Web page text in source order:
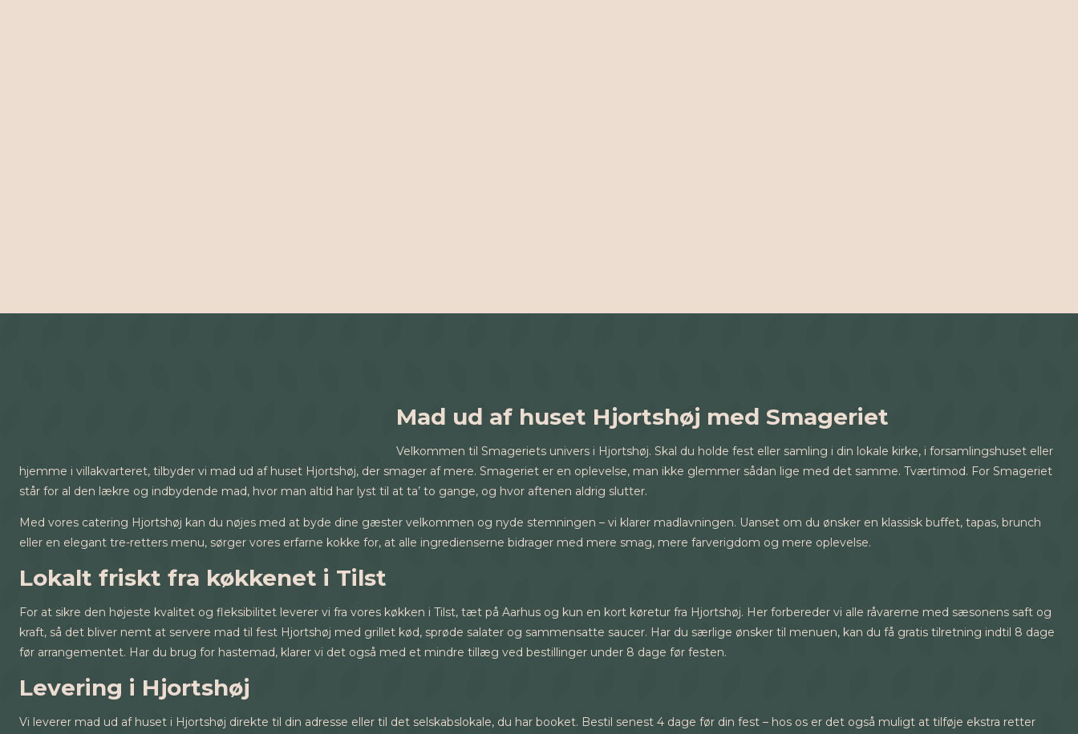
Mad ud af huset Hjortshøj med Smageriet
Velkommen til Smageriets univers i Hjortshøj. Skal du holde fest eller samling i din lokale kirke, i forsamlingshuset eller
hjemme i villakvarteret, tilbyder vi mad ud af huset Hjortshøj, der smager af mere. Smageriet er en oplevelse, man ikke glemmer sådan lige med det samme. Tværtimod. For Smageriet
står for al den lækre og indbydende mad, hvor man altid har lyst til at ta’ to gange, og hvor aftenen aldrig slutter.
Med vores catering Hjortshøj kan du nøjes med at byde dine gæster velkommen og nyde stemningen – vi klarer madlavningen. Uanset om du ønsker en klassisk buffet, tapas, brunch
eller en elegant tre-retters menu, sørger vores erfarne kokke for, at alle ingredienserne bidrager med mere smag, mere farverigdom og mere oplevelse.
Lokalt friskt fra køkkenet i Tilst
For at sikre den højeste kvalitet og fleksibilitet leverer vi fra vores køkken i Tilst, tæt på Aarhus og kun en kort køretur fra Hjortshøj. Her forbereder vi alle råvarerne med sæsonens saft og
kraft, så det bliver nemt at servere mad til fest Hjortshøj med grillet kød, sprøde salater og sammensatte saucer. Har du særlige ønsker til menuen, kan du få gratis tilretning indtil 8 dage
før arrangementet. Har du brug for hastemad, klarer vi det også med et mindre tillæg ved bestillinger under 8 dage før festen.
Levering i Hjortshøj
Vi leverer mad ud af huset i Hjortshøj direkte til din adresse eller til det selskabslokale, du har booket. Bestil senest 4 dage før din fest – hos os er det også muligt at tilføje ekstra retter